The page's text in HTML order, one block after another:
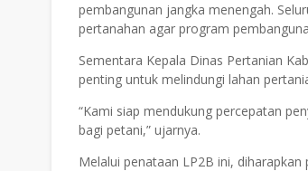
pembangunan jangka menengah.
pertanahan agar program
Sementara Kepala Dinas Pertanian
penting untuk melindungi lahan
“Kami siap mendukung percepatan
bagi petani,” ujarnya.
Melalui penataan LP2B ini,